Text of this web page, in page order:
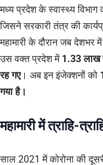
मध्य प्रदेश के स्वास्थ्य विभाग
जिसने सरकारी तंत्र की
महामारी के दौरान जब देशभर
उस वक्त प्रदेश में 1.33 लाख
रह गए। अब इन इंजेक्शनों को
गया है।
महामारी में त्राहि-
साल 2021 में कोरोना की